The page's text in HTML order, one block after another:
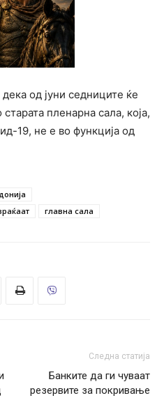
од јуни седниците ќе
пленарна сала, која,
19, не е во функција од
главна сала
Следна статија
Банките да ги чуваат
резервите за покривање